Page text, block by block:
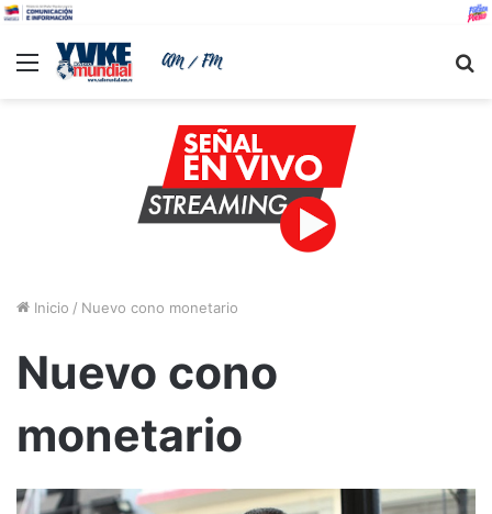
Menu
Inicio / Nuevo cono monetario
Nuevo cono
monetario